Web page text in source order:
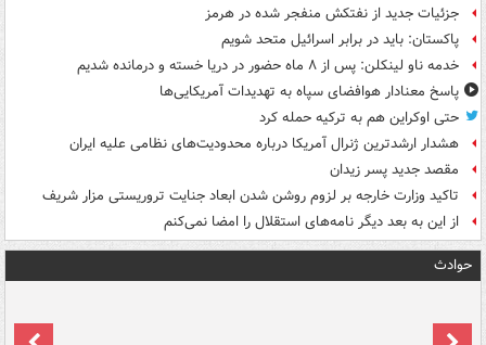
جزئیات جدید از نفتکش منفجر شده در هرمز
پاکستان: باید در برابر اسرائیل متحد شویم
خدمه ناو لینکلن: پس از ۸ ماه حضور در دریا خسته و درمانده‌ شدیم
پاسخ معنادار هوافضای سپاه به تهدیدات آمریکایی‌ها
حتی اوکراین هم به ترکیه حمله کرد
هشدار ارشدترین ژنرال آمریکا درباره محدودیت‌های نظامی علیه ایران
مقصد جدید پسر زیدان
تاکید وزارت خارجه بر لزوم روشن شدن ابعاد جنایت تروریستی مزار شریف
از این به بعد دیگر نامه‌های استقلال را امضا نمی‌کنم
حوادث